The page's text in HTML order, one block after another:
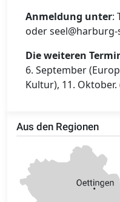
Anmeldung unter:
oder
Die weiteren
6. September
Kultur), 11. Oktober.
Aus den Regionen